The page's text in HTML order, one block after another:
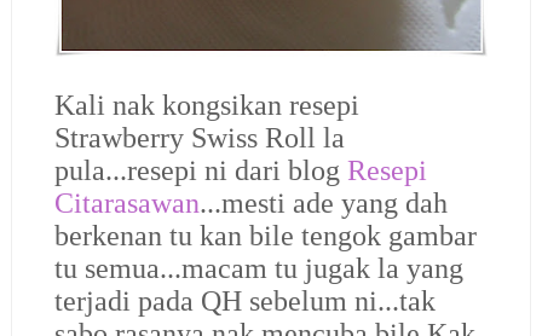
Kali nak kongsikan resepi
Strawberry Swiss Roll la
pula...resepi ni dari blog Resepi
Citarasawan...mesti ade yang dah
berkenan tu kan bile tengok gambar
tu semua...macam tu jugak la yang
terjadi pada QH sebelum ni...tak